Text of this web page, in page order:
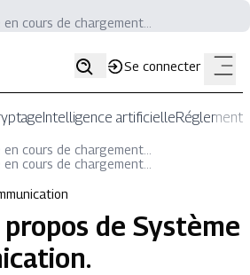
cours de chargement...
Se connecter
Intelligence artificielle
cours de chargement...
cours de chargement...
de Système
.